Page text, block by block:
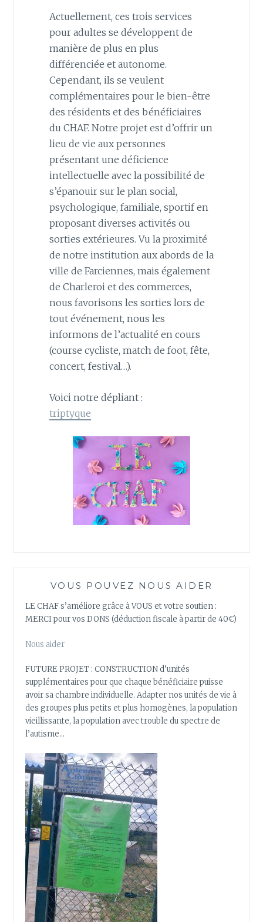
Actuellement, ces trois services
pour adultes se développent de
manière de plus en plus
différenciée et autonome.
Cependant, ils se veulent
complémentaires pour le bien-être
des résidents et des bénéficiaires
du CHAF. Notre projet est d’offrir un
lieu de vie aux personnes
présentant une déficience
intellectuelle avec la possibilité de
s’épanouir sur le plan social,
psychologique, familiale, sportif en
proposant diverses activités ou
sorties extérieures. Vu la proximité
de notre institution aux abords de la
ville de Farciennes, mais également
de Charleroi et des commerces,
nous favorisons les sorties lors de
tout événement, nous les
informons de l’actualité en cours
(course cycliste, match de foot, fête,
concert, festival…).
Voici notre dépliant :
triptyque
VOUS POUVEZ NOUS AIDER
LE CHAF s’améliore grâce à VOUS et votre soutien :
MERCI pour vos DONS (déduction fiscale à partir de 40€)
Nous aider
FUTURE PROJET : CONSTRUCTION d’unités
supplémentaires pour que chaque bénéficiaire puisse
avoir sa chambre individuelle. Adapter nos unités de vie à
des groupes plus petits et plus homogènes, la population
vieillissante, la population avec trouble du spectre de
l’autisme…